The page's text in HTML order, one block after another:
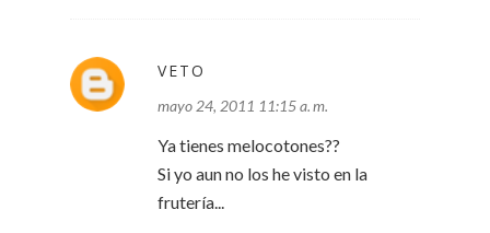
VETO
mayo 24, 2011 11:15 a. m.
Ya tienes melocotones??
Si yo aun no los he visto en la
frutería...